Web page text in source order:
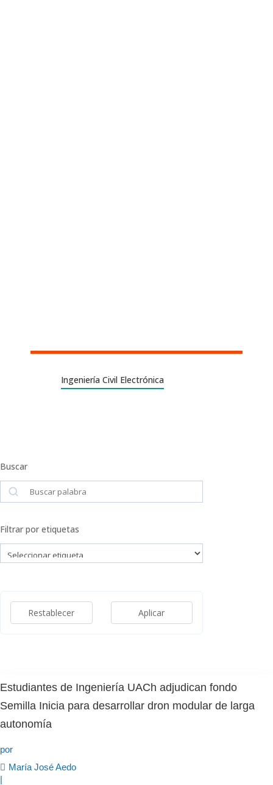
Ingeniería Civil Electrónica
Buscar
Buscar
Filtrar por etiquetas
Aplicar
Restablecer
Estudiantes de Ingeniería UACh adjudican fondo
Semilla Inicia para desarrollar dron modular de larga
autonomía
por
María José Aedo
|